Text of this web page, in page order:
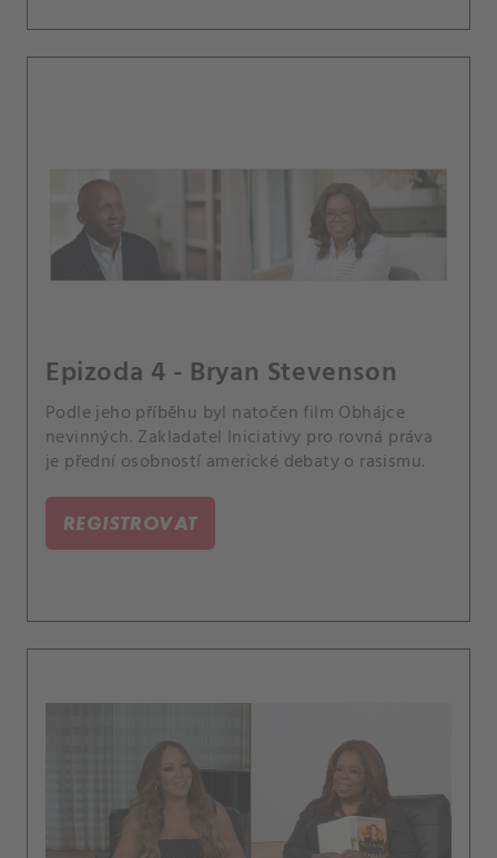
Epizoda 4 - Bryan Stevenson
Podle jeho příběhu byl natočen film Obhájce
nevinných. Zakladatel Iniciativy pro rovná práva
je přední osobností americké debaty o rasismu.
REGISTROVAT